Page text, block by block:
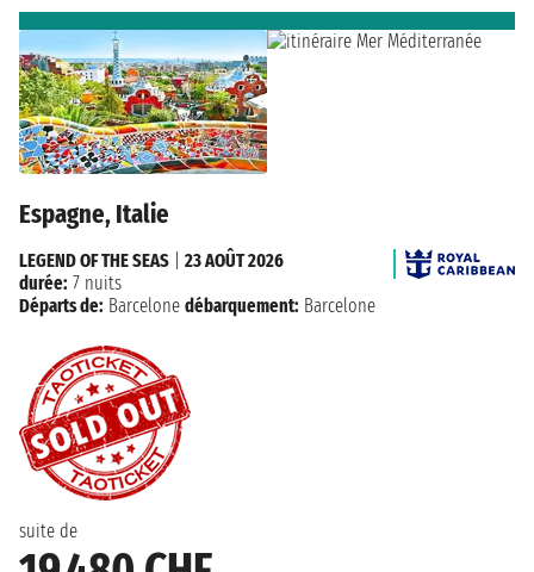
Espagne, Italie
suite de
LEGEND OF THE SEAS
23 AOÛT 2026
durée: 7 nuits
Départs de: Barcelone débarquement: Barcelone